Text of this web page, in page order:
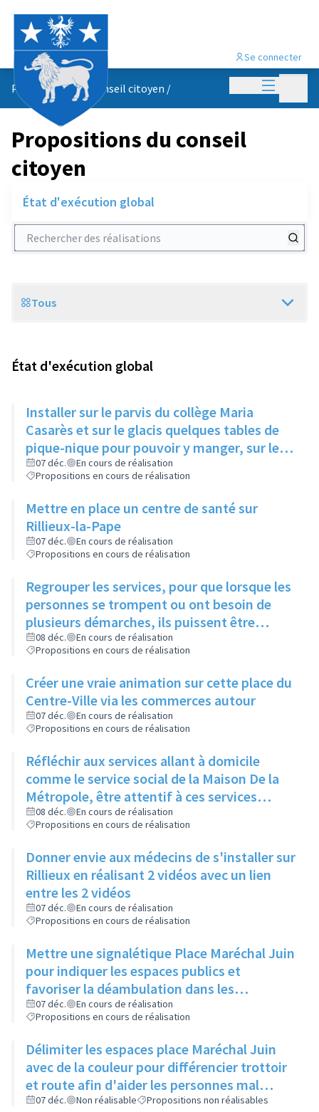
Menu
Se connecter
Propositions du conseil citoyen /
Propositions du conseil
citoyen
État d'exécution global
Rechercher des réalisations
Scope
Tous
État d'exécution global
Installer sur le parvis du collège Maria
Casarès et sur le glacis quelques tables de
pique-nique pour pouvoir y manger, sur le
temps du midi
07 déc.
En cours de réalisation
Propositions en cours de réalisation
Mettre en place un centre de santé sur
Rillieux-la-Pape
07 déc.
En cours de réalisation
Propositions en cours de réalisation
Regrouper les services, pour que lorsque les
personnes se trompent ou ont besoin de
plusieurs démarches, ils puissent être
réorienter et rediriger rapidement via cette
proximité
08 déc.
En cours de réalisation
Propositions en cours de réalisation
Créer une vraie animation sur cette place du
Centre-Ville via les commerces autour
07 déc.
En cours de réalisation
Propositions en cours de réalisation
Réfléchir aux services allant à domicile
comme le service social de la Maison De la
Métropole, être attentif à ces services
rendus
08 déc.
En cours de réalisation
Propositions en cours de réalisation
Donner envie aux médecins de s'installer sur
Rillieux en réalisant 2 vidéos avec un lien
entre les 2 vidéos
07 déc.
En cours de réalisation
Propositions en cours de réalisation
Mettre une signalétique Place Maréchal Juin
pour indiquer les espaces publics et
favoriser la déambulation dans les
différents cheminements
07 déc.
En cours de réalisation
Propositions en cours de réalisation
Délimiter les espaces place Maréchal Juin
avec de la couleur pour différencier trottoir
et route afin d'aider les personnes mal
voyantes
07 déc. Non réalisable Propositions non réalisables